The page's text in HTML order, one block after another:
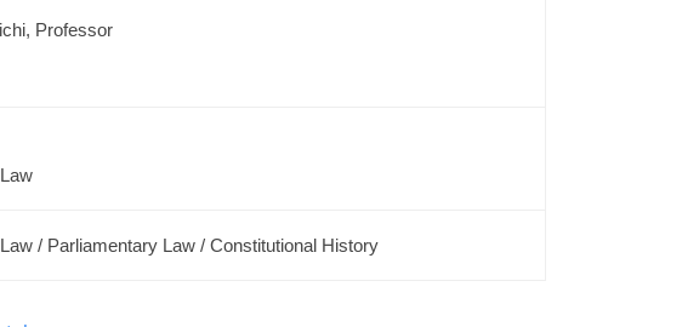
Professor
/ Parliamentary Law / Constitutional History